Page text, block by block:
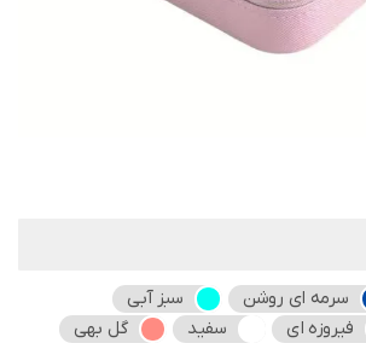
سرمه ای روشن
سبز آبی
فیروزه ای سفید
گل بهی